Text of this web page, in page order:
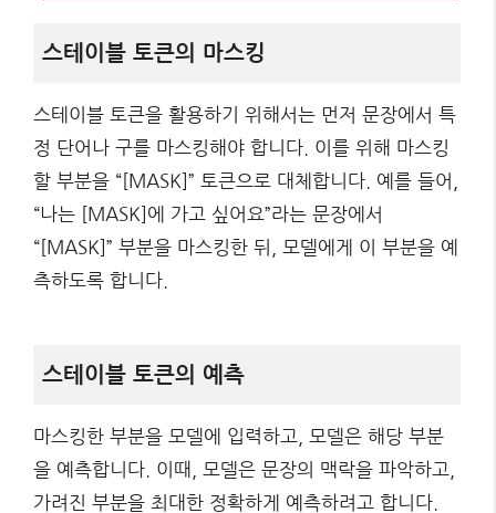
스테이블 토큰의 마스킹
스테이블 토큰을 활용하기 위해서는 먼저 문장에서 특
정 단어나 구를 마스킹해야 합니다. 이를 위해 마스킹
할 부분을 “[MASK]” 토큰으로 대체합니다. 예를 들어,
“나는 [MASK]에 가고 싶어요”라는 문장에서
“[MASK]” 부분을 마스킹한 뒤, 모델에게 이 부분을 예
측하도록 합니다.
스테이블 토큰의 예측
마스킹한 부분을 모델에 입력하고, 모델은 해당 부분
을 예측합니다. 이때, 모델은 문장의 맥락을 파악하고,
가려진 부분을 최대한 정확하게 예측하려고 합니다.